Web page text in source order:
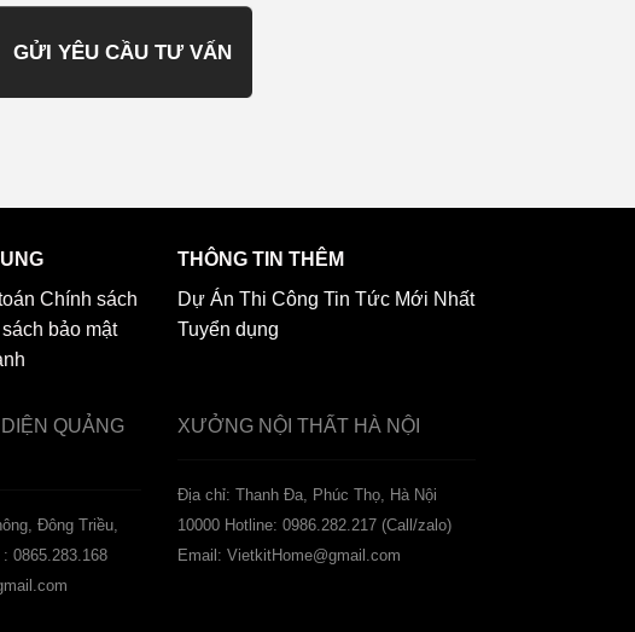
GỬI YÊU CẦU TƯ VẤN
Chính sách
bảo mật
THÔNG TIN THÊM
Dự Án Thi Công Tin Tức Mới Nhất
Tuyển dụng
QUẢNG
Đông Triều,
0865.283.168
XƯỞNG NỘI THẤT HÀ NỘI
️Địa chỉ: Thanh Đa, Phúc Thọ, Hà Nội
10000 Hotline: 0986.282.217 (Call/zalo)
Email: VietkitHome@gmail.com